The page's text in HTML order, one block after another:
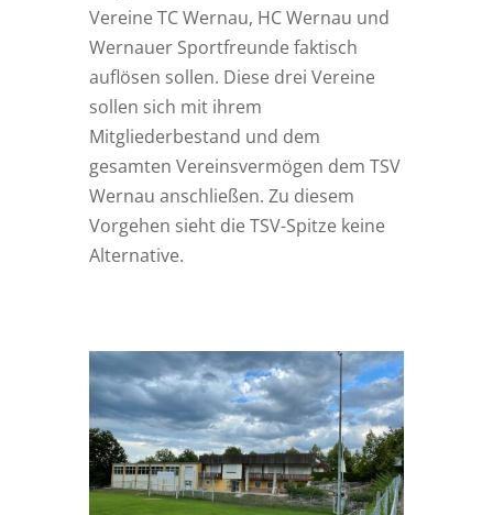
Vereine TC Wernau, HC Wernau und
Wernauer Sportfreunde faktisch
auflösen sollen. Diese drei Vereine
sollen sich mit ihrem
Mitgliederbestand und dem
gesamten Vereinsvermögen dem TSV
Wernau anschließen. Zu diesem
Vorgehen sieht die TSV-Spitze keine
Alternative.